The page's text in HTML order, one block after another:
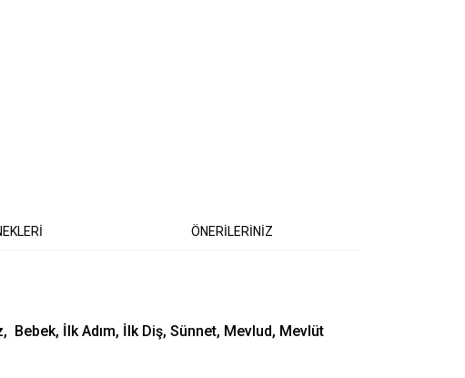
ÖNERİLERİNİZ
Bebek, İlk Adım, İlk Diş, Sünnet, Mevlud, Mevlüt